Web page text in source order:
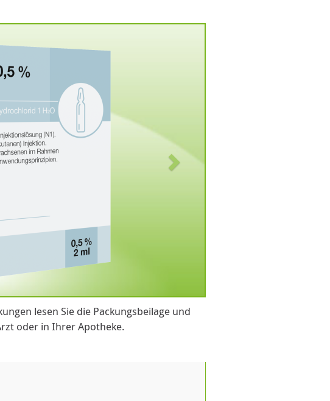
lesen Sie die Packungsbeilage und
oder in Ihrer Apotheke.